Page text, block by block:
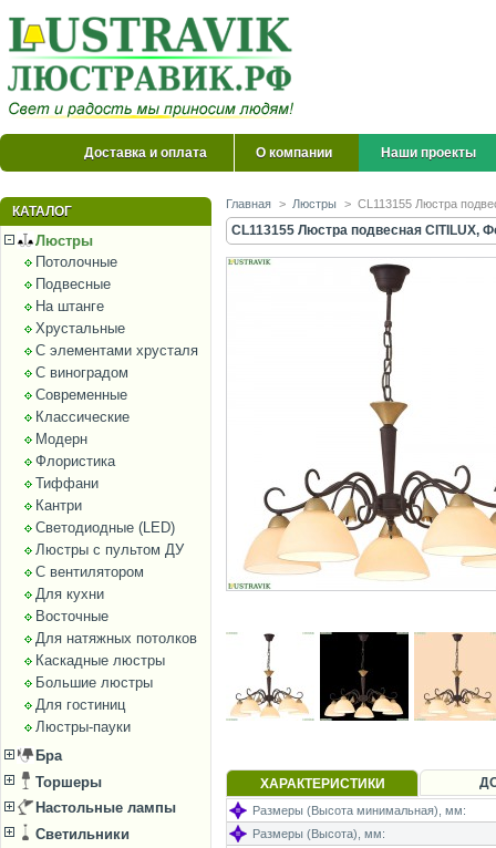
Доставка и оплата О компании Наши проекты
КАТАЛОГ
Люстры
Потолочные
Подвесные
На штанге
Хрустальные
С элементами хрусталя
С виноградом
Современные
Классические
Модерн
Флористика
Тиффани
Кантри
Светодиодные (LED)
Люстры с пультом ДУ
С вентилятором
Для кухни
Восточные
Для натяжных потолков
Каскадные люстры
Большие люстры
Для гостиниц
Люстры-пауки
Бра
Торшеры
Настольные лампы
Светильники
Главная > Люстры > CL113155 Люстра
CL113155 Люстра подвесная CITILUX,
ХАРАКТЕРИСТИКИ
Размеры (Высота минимальная), мм:
Размеры (Высота), мм: